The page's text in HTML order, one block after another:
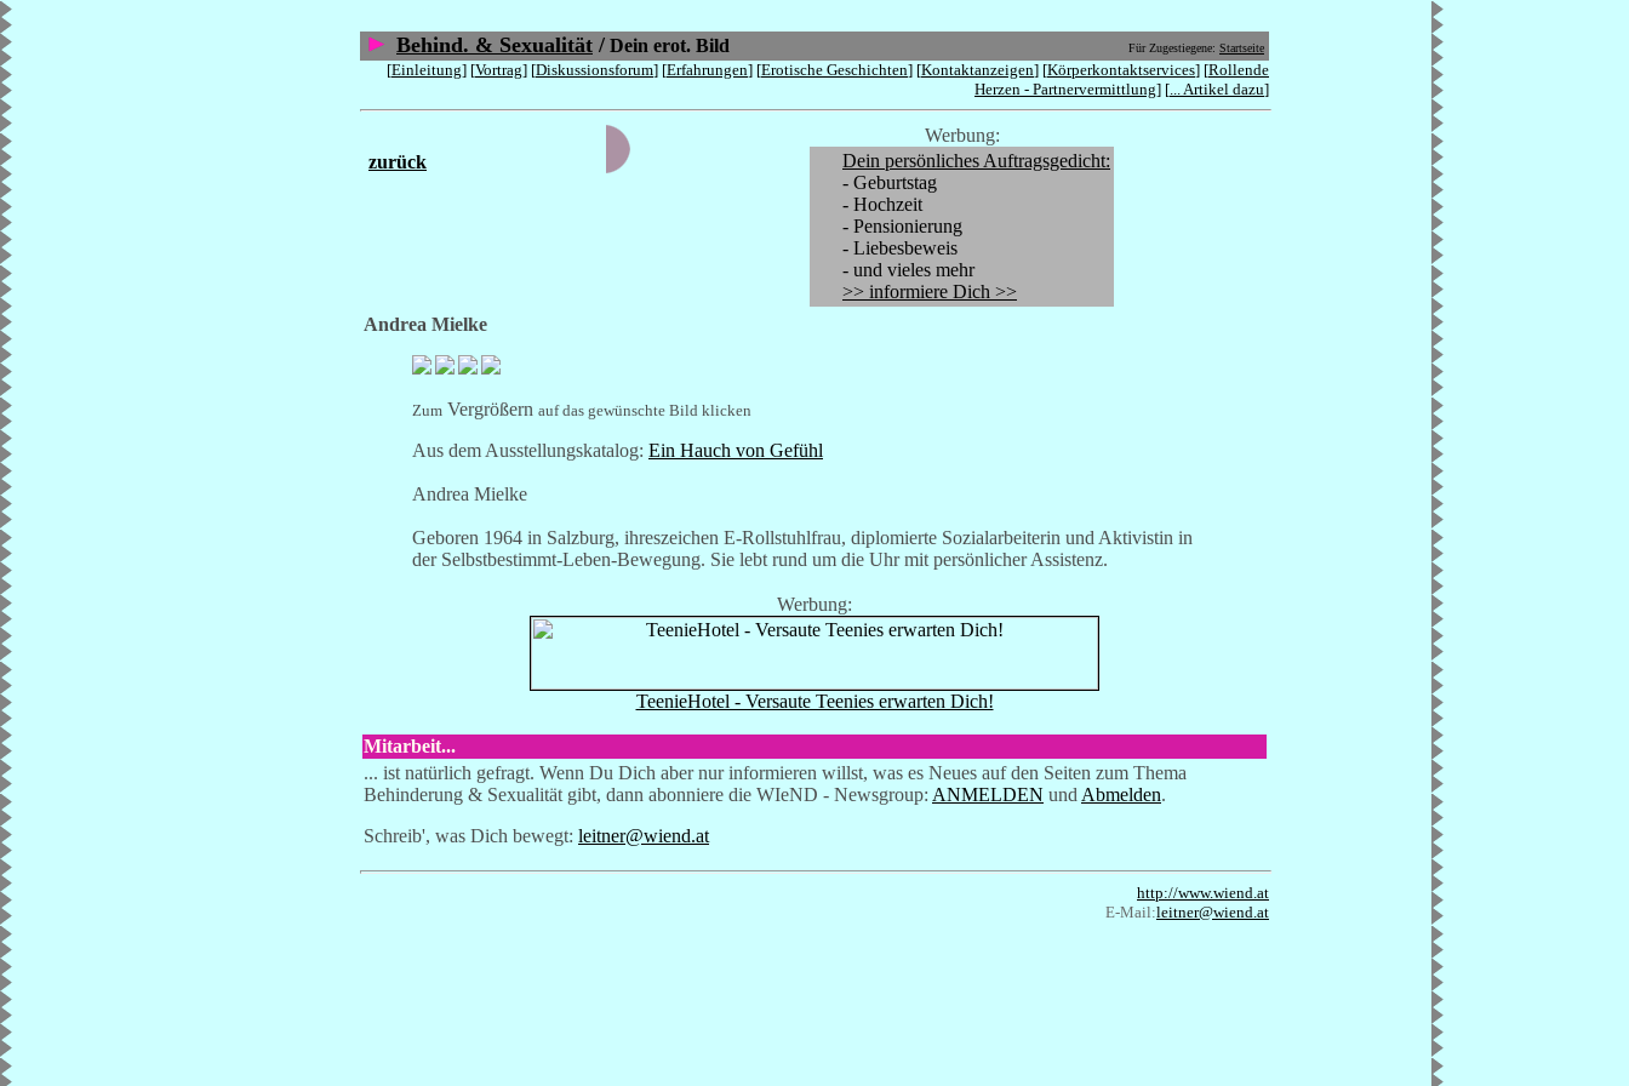
Behind. & Sexualität / Dein erot. Bild Für Zugestiegene: Startseite
[Einleitung] [Vortrag] [Diskussionsforum] [Erfahrungen] [Erotische Geschichten] [Kontaktanzeigen] [Körperkontaktservices] [Rollende
Herzen - Partnervermittlung] [... Artikel dazu]
zurück
Werbung:
Dein persönliches Auftragsgedicht:
- Geburtstag
- Hochzeit
- Pensionierung
- Liebesbeweis
- und vieles mehr
>> informiere Dich >>
Andrea Mielke
Zum Vergrößern auf das gewünschte Bild klicken
Aus dem Ausstellungskatalog: Ein Hauch von Gefühl
Andrea Mielke
Geboren 1964 in Salzburg, ihreszeichen E-Rollstuhlfrau, diplomierte Sozialarbeiterin und Aktivistin in
der Selbstbestimmt-Leben-Bewegung. Sie lebt rund um die Uhr mit persönlicher Assistenz.
Werbung:
TeenieHotel - Versaute Teenies erwarten Dich!
Mitarbeit...
... ist natürlich gefragt. Wenn Du Dich aber nur informieren willst, was es Neues auf den Seiten zum Thema
Behinderung & Sexualität gibt, dann abonniere die WIeND - Newsgroup: ANMELDEN und Abmelden.
Schreib', was Dich bewegt: leitner@wiend.at
http://www.wiend.at
E-Mail:leitner@wiend.at